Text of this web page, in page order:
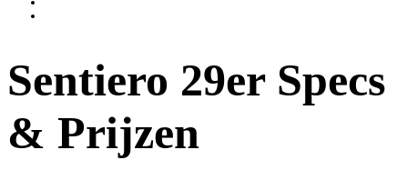
Sentiero 29er Specs
& Prijzen